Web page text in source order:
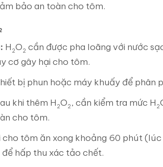
bảo an toàn cho tôm.
H 2O2 cần được pha loãng với nước
cơ gây hại cho tôm.
bị phun hoặc máy khuấy để phân
khi thêm H 2O2 , cần kiểm tra mức H 2
cho tôm.
cho tôm ăn xong khoảng 60 phút
để hấp thu xác tảo chết.